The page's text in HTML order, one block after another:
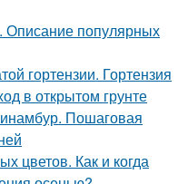
Описание популярных
гортензии. Гортензия
в открытом грунте
Пошаговая
цветов. Как и когда